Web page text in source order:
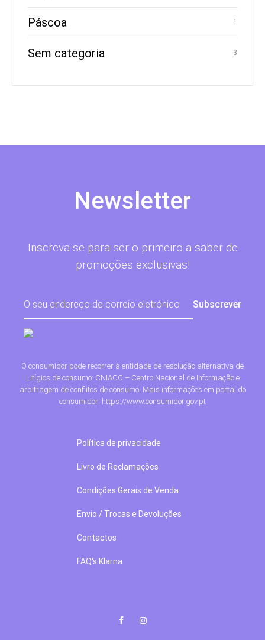
Páscoa 1
Sem categoria 3
Newsletter
Inscreva-se para ser o primeiro a saber de
promoções exclusivas!
O consumidor pode recorrer à entidade de resolução alternativa de
Litígios de consumo: CNIACC – Centro Nacional de Informação e
arbitragem de conflitos de consumo. Mais informações em portal do
consumidor: https://www.consumidor.gov.pt
Política de privacidade
Livro de Reclamações
Condições Gerais de Venda
Envio / Trocas e Devoluções
Contactos
FAQ's Klarna
FacebookInstagram